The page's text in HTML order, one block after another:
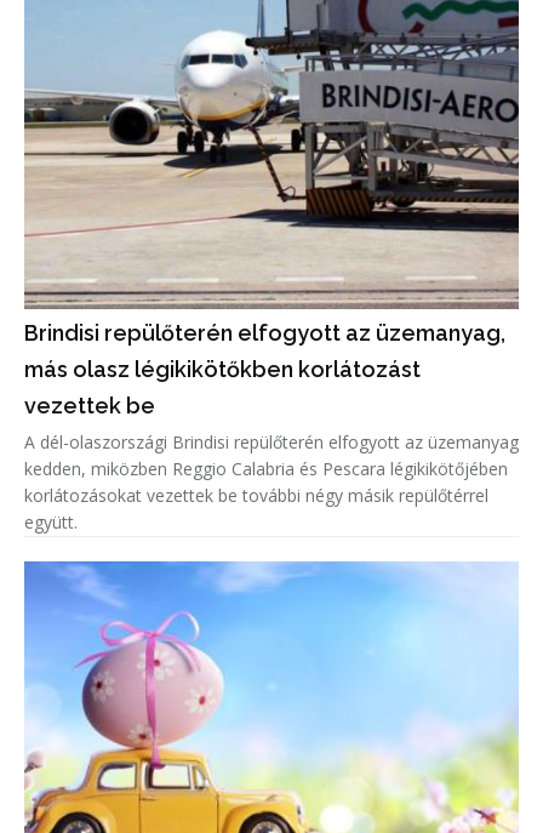
Brindisi repülőterén elfogyott az üzemanyag,
más olasz légikikötőkben korlátozást
vezettek be
A dél-olaszországi Brindisi repülőterén elfogyott az üzemanyag
kedden, miközben Reggio Calabria és Pescara légikikötőjében
korlátozásokat vezettek be további négy másik repülőtérrel
együtt.